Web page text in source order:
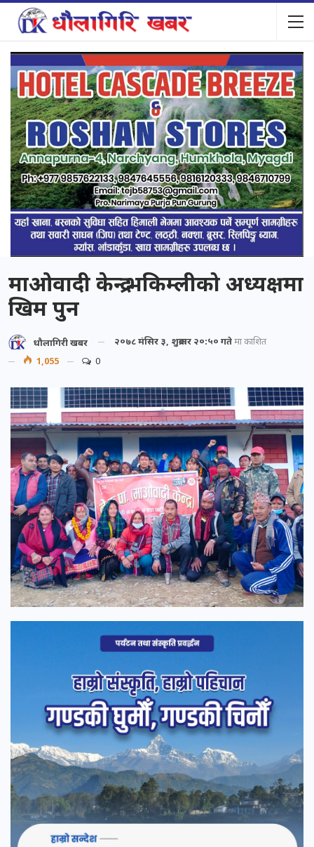
माओवादी केन्द्र भकिम्लीको अध्यक्षमा
खिम पुन
धौलागिरी खबर २०७८ मंसिर ३, शुक्रबार २०:५० गतेमा प्रकाशित
1,055
0